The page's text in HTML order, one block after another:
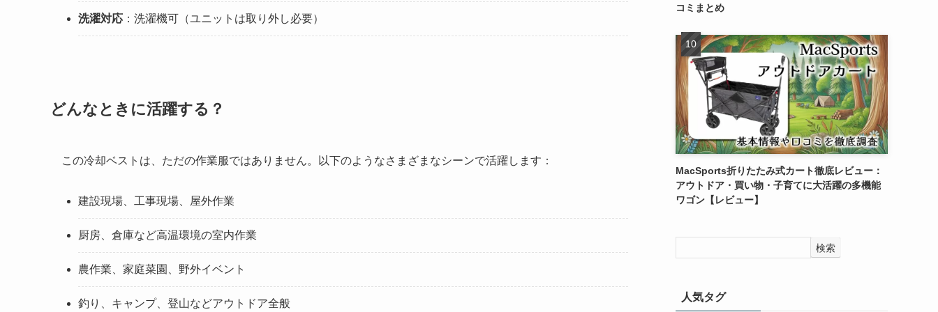
洗濯対応 ：洗濯機可（ユニットは取り外し必要）
どんなときに活躍する？
この冷却ベストは、ただの作業服ではありません。以下のようなさまざまなシーンで活躍します：
建設現場、工事現場、屋外作業
厨房、倉庫など高温環境の室内作業
農作業、家庭菜園、野外イベント
釣り、キャンプ、登山などアウトドア全般
コミまとめ
MacSports折りたたみ式カート徹底レビュー：
アウトドア・買い物・子育てに大活躍の多機能
ワゴン【レビュー】
検索
人気タグ